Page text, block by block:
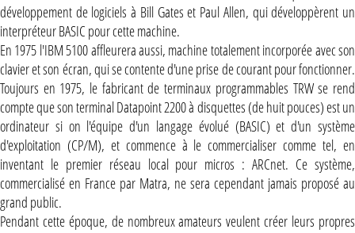
développement de logiciels à Bill Gates et Paul Allen, qui développèrent un
interpréteur BASIC pour cette machine.
En 1975 l'IBM 5100 affleurera aussi, machine totalement incorporée avec son
clavier et son écran, qui se contente d'une prise de courant pour fonctionner.
Toujours en 1975, le fabricant de terminaux programmables TRW se rend
compte que son terminal Datapoint 2200 à disquettes (de huit pouces) est un
ordinateur si on l'équipe d'un langage évolué (BASIC) et d'un système
d'exploitation (CP/M), et commence à le commercialiser comme tel, en
inventant le premier réseau local pour micros : ARCnet. Ce système,
commercialisé en France par Matra, ne sera cependant jamais proposé au
grand public.
Pendant cette époque, de nombreux amateurs veulent créer leurs propres